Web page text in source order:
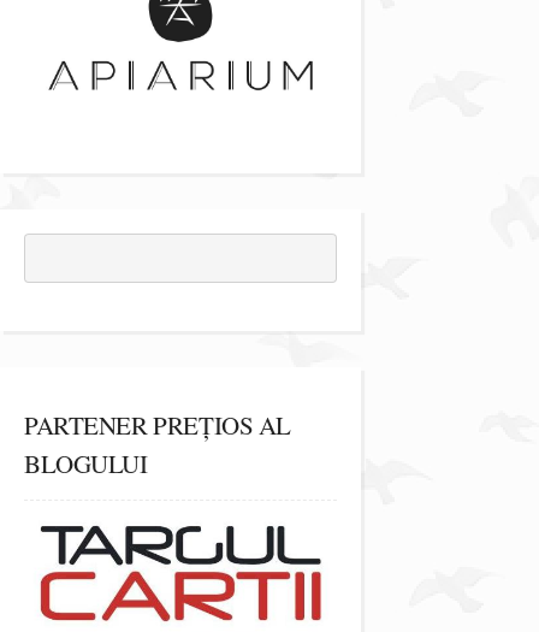
PARTENER PREȚIOS AL
BLOGULUI